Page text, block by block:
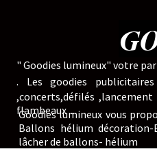
" Goodies lumineux" votre
. Les goodies
,concerts,défilés
flambeaux ...
Goodies lumineux vous
Ballons hélium
lâcher de ballons- hélium